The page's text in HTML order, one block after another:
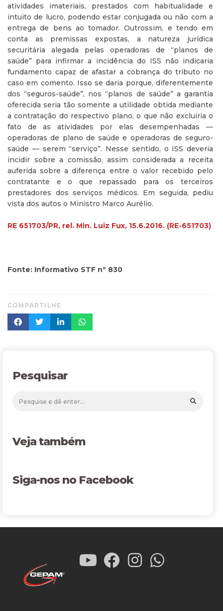
atividades imateriais, prestados com habitualidade e
intuito de lucro, podendo estar conjugada ou não com a
entrega de bens ao tomador. Outrossim, e tendo em
conta as premissas expostas, a natureza jurídica
securitária alegada pelas operadoras de “planos de
saúde” para infirmar a incidência do ISS não indicaria
fundamento capaz de afastar a cobrança do tributo no
caso em comento. Isso se daria porque, diferentemente
dos “seguros-saúde”, nos “planos de saúde” a garantia
oferecida seria tão somente a utilidade obtida mediante
a contratação do respectivo plano, o que não excluiria o
fato de as atividades por elas desempenhadas —
operadoras de plano de saúde e operadoras de seguro-
saúde — serem “serviço”. Nesse sentido, o ISS deveria
incidir sobre a comissão, assim considerada a receita
auferida sobre a diferença entre o valor recebido pelo
contratante e o que repassado para os terceiros
prestadores dos serviços médicos. Em seguida, pediu
vista dos autos o Ministro Marco Aurélio.
RE 651703/PR, rel. Min. Luiz Fux, 15.6.2016. (RE-651703)
Fonte: Informativo STF nº 830
COMPARTILHE
Pesquisar
Veja também
Siga-nos no Facebook